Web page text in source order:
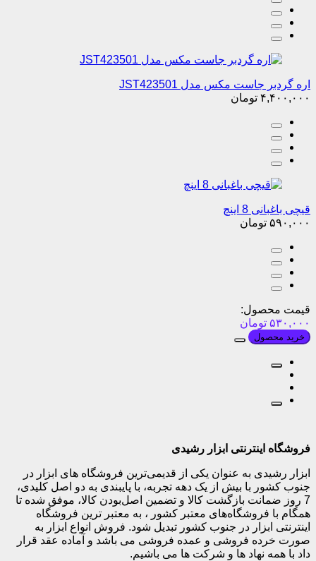
اره گردبر جاست مکس مدل JST423501
۴,۴۰۰,۰۰۰ تومان
قیچی باغبانی 8 اینچ
۵۹۰,۰۰۰ تومان
قیمت محصول:
۵۳۰,۰۰۰ تومان
خرید محصول
فروشگاه اینترنتی ابزار رشیدی
ابزار رشیدی به عنوان یکی از قدیمی‌ترین فروشگاه های ابزار در
جنوب کشور با بیش از یک دهه تجربه، با پایبندی به دو اصل کلیدی،
7 روز ضمانت بازگشت کالا و تضمین اصل‌بودن کالا، موفق شده تا
همگام با فروشگاه‌های معتبر کشور ، به معتبر ترین فروشگاه
اینترنتی ابزار در جنوب کشور تبدیل شود. فروش انواع ابزار به
صورت خرده فروشی و عمده فروشی می باشد و آماده عقد قرار
داد با همه نهاد ها و شرکت ها می باشیم.